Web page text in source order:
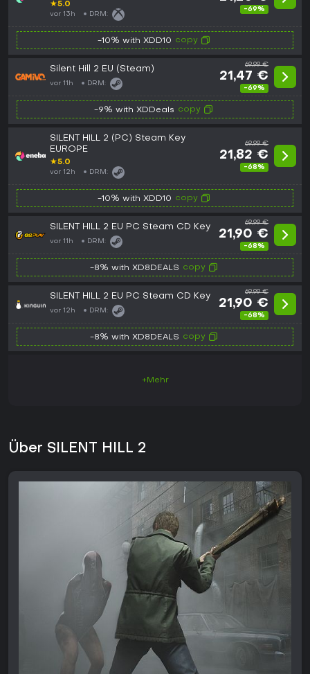
★5.0
vor 13h DRM:
-69%
-10% with XDD10 copy
Silent Hill 2 EU (Steam)
vor 11h DRM:
69,99 €
21,47 €
-69%
-9% with XDDeals copy
SILENT HILL 2 (PC) Steam Key
EUROPE
★5.0
vor 12h DRM:
69,99 €
21,82 €
-68%
-10% with XDD10 copy
SILENT HILL 2 EU PC Steam CD Key
vor 11h DRM:
69,99 €
21,90 €
-68%
-8% with XD8DEALS copy
SILENT HILL 2 EU PC Steam CD Key
vor 12h DRM:
69,99 €
21,90 €
-68%
-8% with XD8DEALS copy
+Mehr
Über SILENT HILL 2